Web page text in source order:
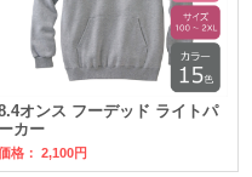
オンス フーデッド ライトパ
ーカー
格： 2,100円